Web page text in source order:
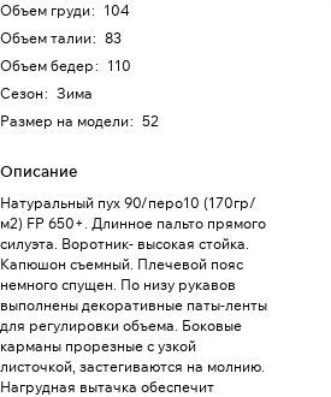
Объем груди: 104
Объем талии: 83
Объем бедер: 110
Сезон: Зима
Размер на модели: 52
Описание
Натуральный пух 90/перо10 (170гр/
м2) FP 650+. Длинное пальто прямого
силуэта. Воротник- высокая стойка.
Капюшон съемный. Плечевой пояс
немного спущен. По низу рукавов
выполнены декоративные паты-ленты
для регулировки объема. Боковые
карманы прорезные с узкой
листочкой, застегиваются на молнию.
Нагрудная вытачка обеспечит